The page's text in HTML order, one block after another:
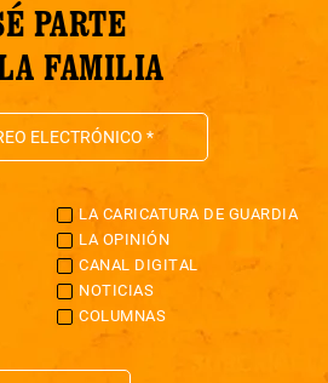
PARTE
FAMILIA
LA CARICATURA DE GUARDIA
LA OPINIÓN
CANAL DIGITAL
NOTICIAS
COLUMNAS